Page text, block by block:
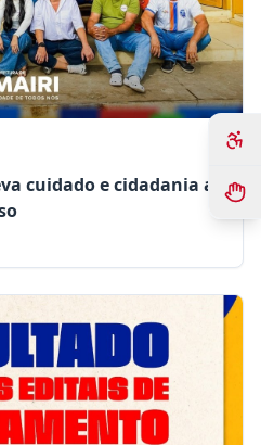
cuidado e cidadania ao